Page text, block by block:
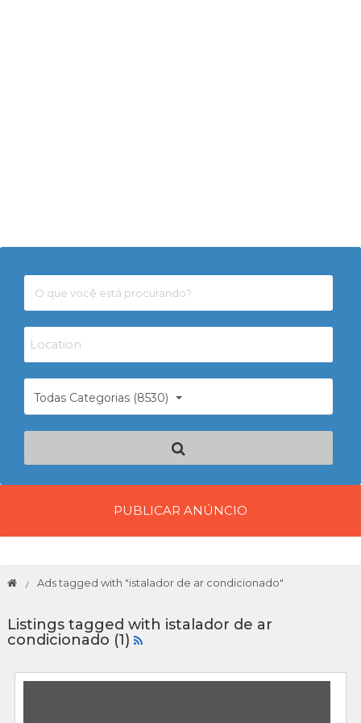
Todas Categorias (8530)
PUBLICAR ANÚNCIO
Ads tagged with "istalador de ar condicionado"
Listings tagged with istalador de ar
condicionado (1)